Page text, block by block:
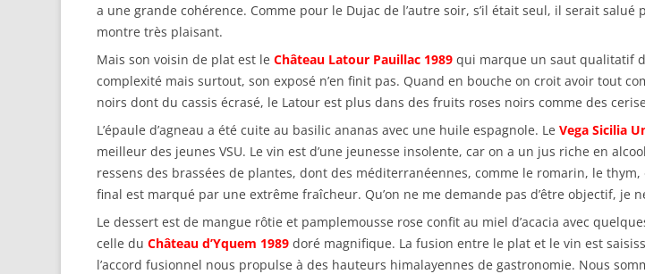
a une grande cohérence. Comme pour le Dujac de l’autre soir, s’il était seul, il serait
montre très plaisant.
Mais son voisin de plat est le Château Latour Pauillac 1989 qui marque un saut qualitatif
complexité mais surtout, son exposé n’en finit pas. Quand en bouche on croit avoir tout
noirs dont du cassis écrasé, le Latour est plus dans des fruits roses noirs comme des
L’épaule d’agneau a été cuite au basilic ananas avec une huile espagnole. Le Vega Sicilia
meilleur des jeunes VSU. Le vin est d’une jeunesse insolente, car on a un jus riche en
ressens des brassées de plantes, dont des méditerranéennes, comme le romarin, le
final est marqué par une extrême fraîcheur. Qu’on ne me demande pas d’être objectif, je
Le dessert est de mangue rôtie et pamplemousse rose confit au miel d’acacia avec
celle du Château d’Yquem 1989 doré magnifique. La fusion entre le plat et le vin est
l’accord fusionnel nous propulse à des hauteurs himalayennes de gastronomie. Nous